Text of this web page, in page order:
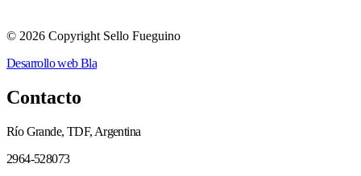
© 2026 Copyright Sello Fueguino
Desarrollo web Bla
Contacto
Río Grande, TDF, Argentina
2964-528073